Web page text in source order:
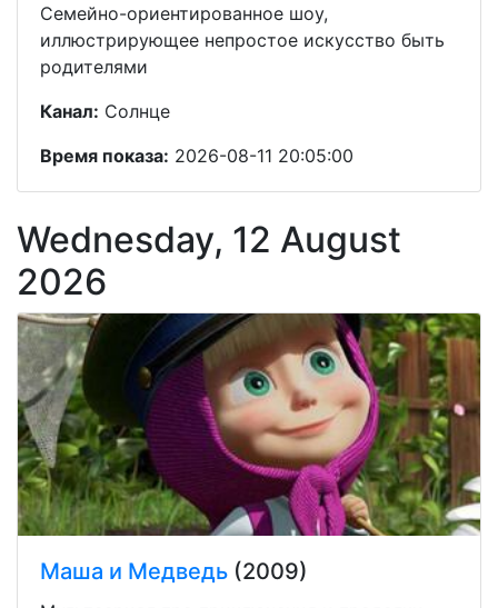
Семейно-ориентированное шоу,
иллюстрирующее непростое искусство быть
родителями
Канал: Солнце
Время показа: 2026-08-11 20:05:00
Wednesday, 12 August
2026
Маша и Медведь (2009)